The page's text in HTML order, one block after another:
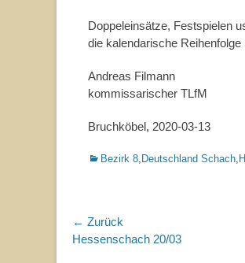
Doppeleinsätze, Festspielen
die kalendarische
Andreas Filmann
kommissarischer TLfM
Bruchköbel, 2020-03-13
Kategorien
Bezirk 8, Deutschland Schach,
Beitragsnavigation
← Zurück
Vorhergehender
Hessenschach 20/03